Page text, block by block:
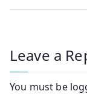
Leave a
You must be